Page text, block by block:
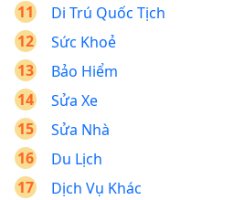
Di Trú Quốc Tịch
Sức Khoẻ
Bảo Hiểm
Sửa Xe
Sửa Nhà
Du Lịch
Dịch Vụ Khác